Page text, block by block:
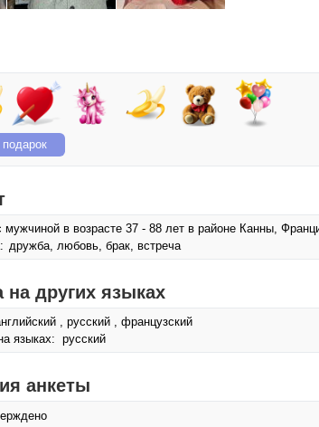
мужчиной в возрасте 37 - 88 лет в районе Канны,
дружба, любовь, брак, встреча
на других языках
, русский , французский
языках: русский
анкеты